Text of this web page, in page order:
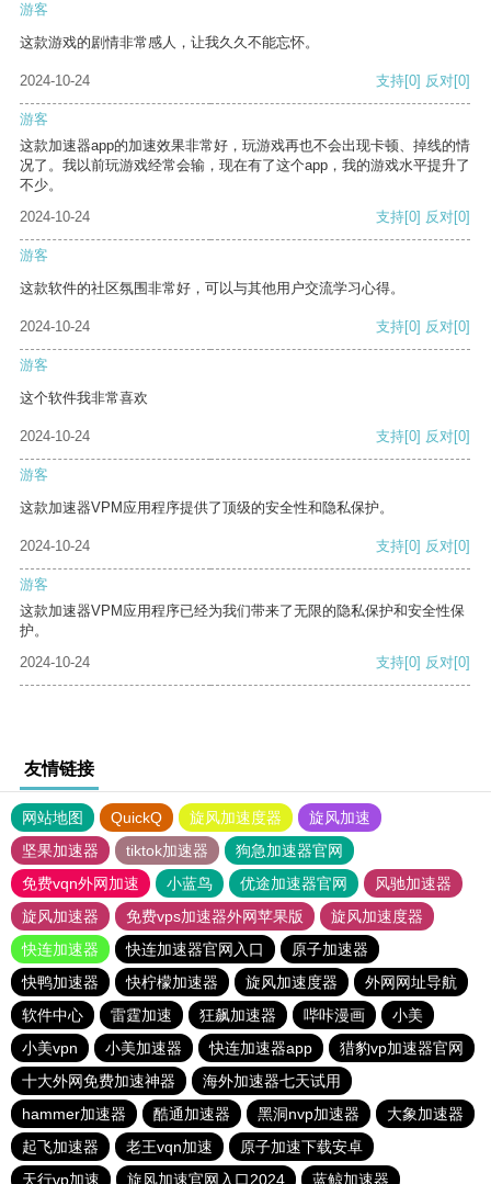
游客
这款游戏的剧情非常感人，让我久久不能忘怀。
2024-10-24 支持[0] 反对[0]
游客
这款加速器app的加速效果非常好，玩游戏再也不会出现卡顿、掉线的情
况了。我以前玩游戏经常会输，现在有了这个app，我的游戏水平提升了
不少。
2024-10-24
支持[0] 反对[0]
游客
这款软件的社区氛围非常好，可以与其他用户交流学习心得。
2024-10-24 支持[0] 反对[0]
游客
这个软件我非常喜欢
2024-10-24 支持[0] 反对[0]
游客
这款加速器VPM应用程序提供了顶级的安全性和隐私保护。
2024-10-24 支持[0] 反对[0]
游客
这款加速器VPM应用程序已经为我们带来了无限的隐私保护和安全性保
护。
2024-10-24
支持[0] 反对[0]
友情链接
网站地图 QuickQ 旋风加速度器
旋风加速
坚果加速器
tiktok加速器
狗急加速器官网
免费vqn外网加速
小蓝鸟 优途加速器官网
风驰加速器
旋风加速器
免费vps加速器外网苹果版
旋风加速度器
快连加速器
快连加速器官网入口
原子加速器
快鸭加速器
快柠檬加速器 旋风加速度器
外网网址导航
软件中心
雷霆加速 狂飙加速器 哔咔漫画
小美
小美vpn
小美加速器 快连加速器app
猎豹vp加速器官网
十大外网免费加速神器
海外加速器七天试用
hammer加速器
酷通加速器 黑洞nvp加速器
大象加速器
起飞加速器
老王vqn加速
原子加速下载安卓
天行vp加速
旋风加速官网入口2024 蓝鲸加速器